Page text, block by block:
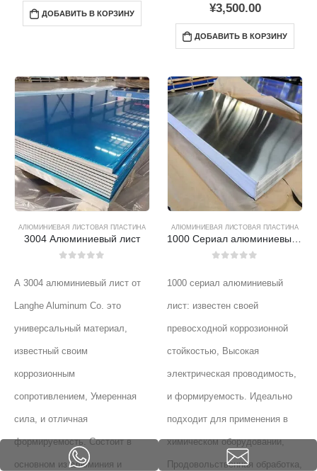
ДОБАВИТЬ В КОРЗИНУ ¥3,500.00
ДОБАВИТЬ В КОРЗИНУ
АЛЮМИНИЕВАЯ ЛИСТОВАЯ ПЛАСТИНА
3004 Алюминиевый лист
А 3004 алюминиевый лист от
Langhe Aluminum Co. это
универсальный материал,
известный своим
коррозионным
сопротивлением, Умеренная
сила, и отличная
формируемость. Состоит в
основном из алюминия и
АЛЮМИНИЕВАЯ ЛИСТОВАЯ ПЛАСТИНА
1000 Сериал алюминиевый лист
1000 сериал алюминиевый
лист: известен своей
превосходной коррозионной
стойкостью, Высокая
электрическая проводимость,
и формируемость. Идеально
подходит для применения в
химическом оборудовании,
Продовольственная обработка,